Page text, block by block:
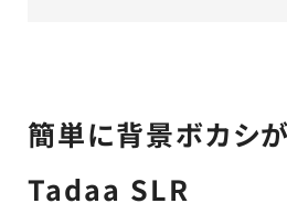
簡単に背景ボカシ
Tadaa SLR